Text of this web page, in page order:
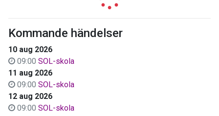
Kommande händelser
10 aug 2026
09:00 SOL-skola
11 aug 2026
09:00 SOL-skola
12 aug 2026
09:00 SOL-skola